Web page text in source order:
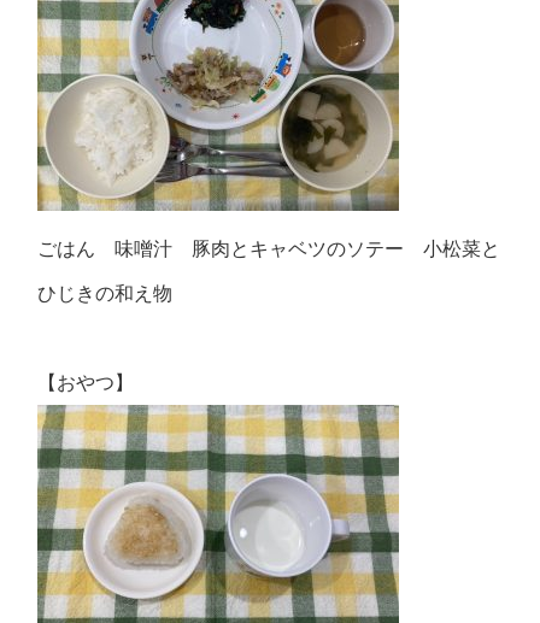
ごはん 味噌汁 豚肉とキャベツのソテー 小松菜と
ひじきの和え物
【おやつ】